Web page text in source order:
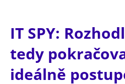
IT SPY:
tedy
ideálně